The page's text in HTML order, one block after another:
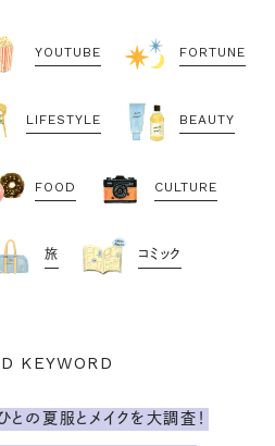
YOUTUBE FORTUNE
LIFESTYLE BEAUTY
FOOD CULTURE
旅 コミック
KEYWORD
の夏服とメイクを大調査！